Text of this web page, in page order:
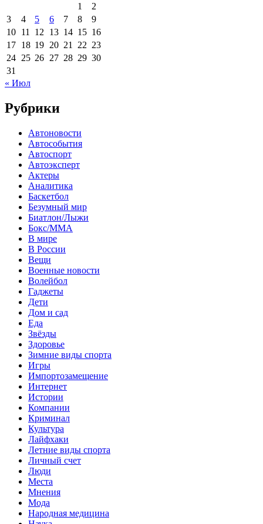
1
2
3
4 5 6 7 8
9
10 11 12 13 14 15 16
17 18 19 20 21 22 23
24 25 26 27 28 29 30
31
« Июл
Рубрики
Автоновости
Автособытия
Автоспорт
Автоэксперт
Актеры
Аналитика
Баскетбол
Безумный мир
Биатлон/Лыжи
Бокс/MMA
В мире
В России
Вещи
Военные новости
Волейбол
Гаджеты
Дети
Дом и сад
Еда
Звёзды
Здоровье
Зимние виды спорта
Игры
Импортозамещение
Интернет
Истории
Компании
Криминал
Культура
Лайфхаки
Летние виды спорта
Личный счет
Люди
Места
Мнения
Мода
Народная медицина